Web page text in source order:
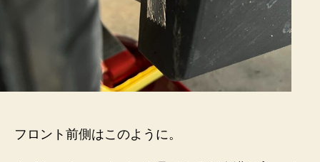
フロント前側はこのように。